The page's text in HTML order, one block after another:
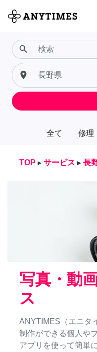
全て 修理
search
place
TOP ▸ サービス ▸ 長
写真・動
ス
ANYTIMES（エニタ
制作ができる個人や
アプリを使って簡単